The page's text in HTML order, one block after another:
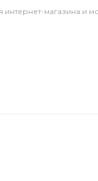
интернет-магазина и